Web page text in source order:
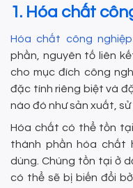
1. Hóa chất
Hóa chất công nghiệp
phần, nguyên tố liên
cho mục đích công
đặc tính riêng biệt và
nào đó như sản xuất,
Hóa chất có thể tồn
thành phần hóa chất
dùng. Chúng tồn tại ở
có thể sẽ bị biến đổi